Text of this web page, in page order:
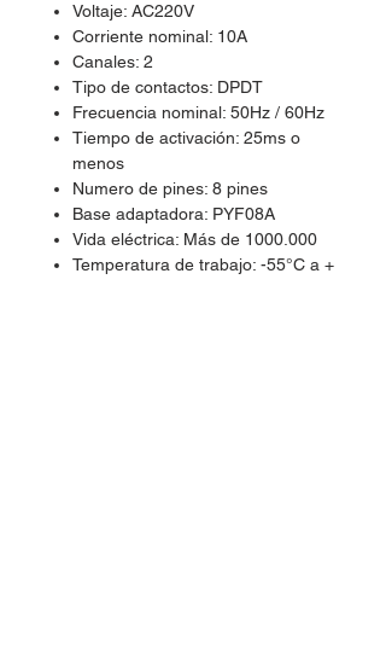
Voltaje: AC220V
Corriente nominal: 10A
Canales: 2
Tipo de contactos: DPDT
Frecuencia nominal: 50Hz / 60Hz
Tiempo de activación: 25ms o
menos
Numero de pines: 8 pines
Base adaptadora: PYF08A
Vida eléctrica: Más de 1000.000
Temperatura de trabajo: -55°C a +